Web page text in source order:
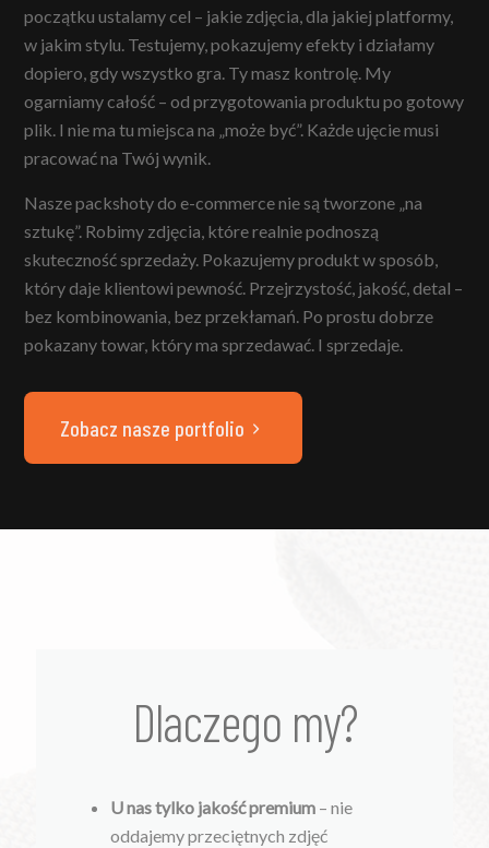
początku ustalamy cel – jakie zdjęcia, dla jakiej platformy,
w jakim stylu. Testujemy, pokazujemy efekty i działamy
dopiero, gdy wszystko gra. Ty masz kontrolę. My
ogarniamy całość – od przygotowania produktu po gotowy
plik. I nie ma tu miejsca na „może być”. Każde ujęcie musi
pracować na Twój wynik.
Nasze packshoty do e-commerce nie są tworzone „na
sztukę”. Robimy zdjęcia, które realnie podnoszą
skuteczność sprzedaży. Pokazujemy produkt w sposób,
który daje klientowi pewność. Przejrzystość, jakość, detal –
bez kombinowania, bez przekłamań. Po prostu dobrze
pokazany towar, który ma sprzedawać. I sprzedaje.
Zobacz nasze portfolio
Dlaczego my?
U nas tylko jakość premium – nie
oddajemy przeciętnych zdjęć